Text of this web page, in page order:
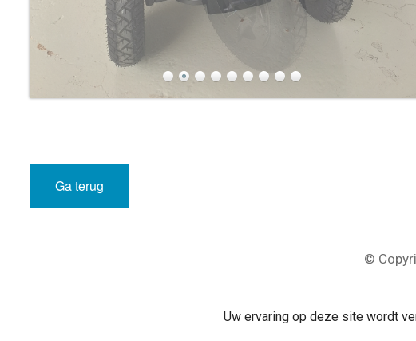
Ga terug
©
Uw ervaring op deze site wordt